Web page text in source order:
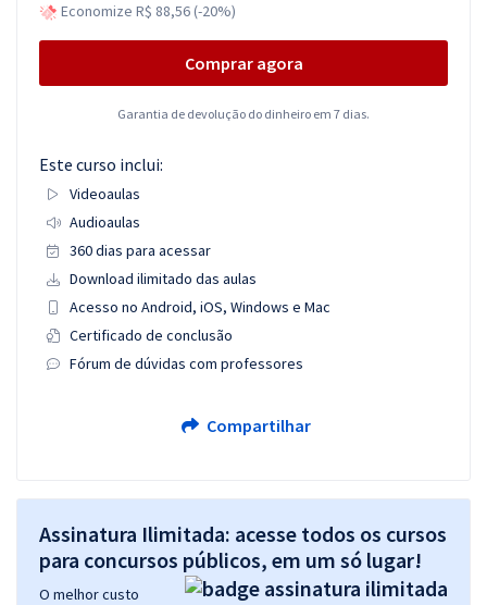
Economize R$ 88,56 (-20%)
Comprar agora
Garantia de devolução do dinheiro em 7 dias.
Este curso inclui:
Videoaulas
Audioaulas
360 dias para acessar
Download ilimitado das aulas
Acesso no Android, iOS, Windows e Mac
Certificado de conclusão
Fórum de dúvidas com professores
Compartilhar
Assinatura Ilimitada: acesse todos os cursos
para concursos públicos, em um só lugar!
O melhor custo